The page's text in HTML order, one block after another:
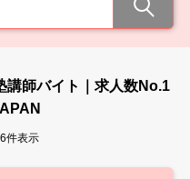
講師バイト｜求人数No.1
件表示